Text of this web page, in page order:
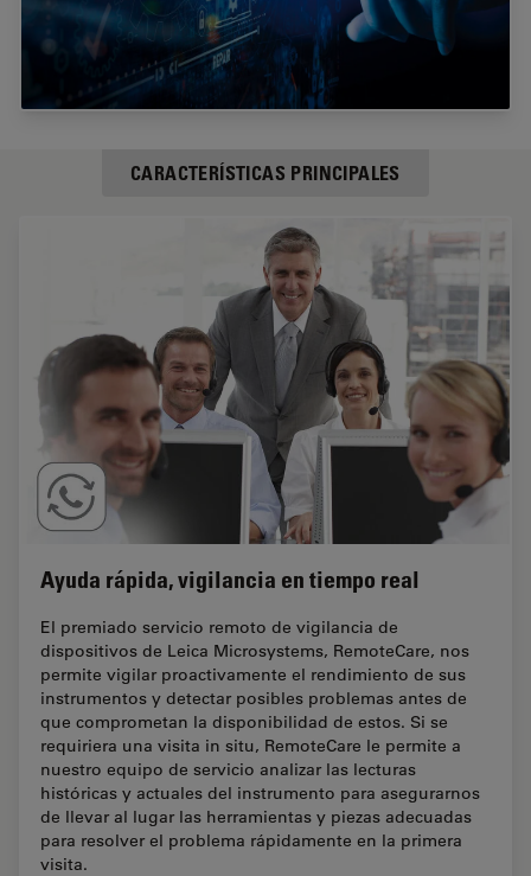
CARACTERÍSTICAS PRINCIPALES
Ayuda rápida, vigilancia en tiempo real
El premiado servicio remoto de vigilancia de
dispositivos de Leica Microsystems, RemoteCare, nos
permite vigilar proactivamente el rendimiento de sus
instrumentos y detectar posibles problemas antes de
que comprometan la disponibilidad de estos. Si se
requiriera una visita in situ, RemoteCare le permite a
nuestro equipo de servicio analizar las lecturas
históricas y actuales del instrumento para asegurarnos
de llevar al lugar las herramientas y piezas adecuadas
para resolver el problema rápidamente en la primera
visita.